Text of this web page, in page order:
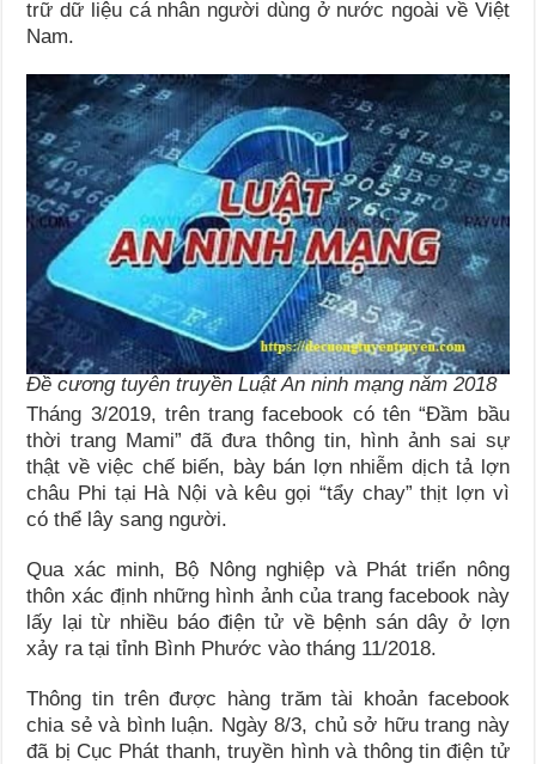
trữ dữ liệu cá nhân người dùng ở nước ngoài về Việt
Nam.
Đề cương tuyên truyền Luật An ninh mạng năm 2018
Tháng 3/2019, trên trang facebook có tên “Đầm bầu
thời trang Mami” đã đưa thông tin, hình ảnh sai sự
thật về việc chế biến, bày bán lợn nhiễm dịch tả lợn
châu Phi tại Hà Nội và kêu gọi “tẩy chay” thịt lợn vì
có thể lây sang người.
Qua xác minh, Bộ Nông nghiệp và Phát triển nông
thôn xác định những hình ảnh của trang facebook này
lấy lại từ nhiều báo điện tử về bệnh sán dây ở lợn
xảy ra tại tỉnh Bình Phước vào tháng 11/2018.
Thông tin trên được hàng trăm tài khoản facebook
chia sẻ và bình luận. Ngày 8/3, chủ sở hữu trang này
đã bị Cục Phát thanh, truyền hình và thông tin điện tử